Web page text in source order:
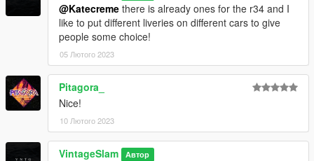
@Katecreme there is already ones for the r34 and I
like to put different liveries on different cars to give
people some choice!
05 Лютого 2023
Pitagora_
Nice!
10 Лютого 2023
VintageSlam Автор